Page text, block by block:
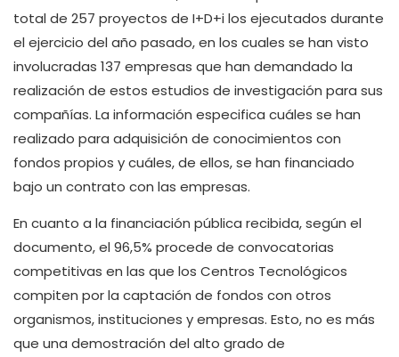
total de 257 proyectos de I+D+i los ejecutados durante
el ejercicio del año pasado, en los cuales se han visto
involucradas 137 empresas que han demandado la
realización de estos estudios de investigación para sus
compañías. La información especifica cuáles se han
realizado para adquisición de conocimientos con
fondos propios y cuáles, de ellos, se han financiado
bajo un contrato con las empresas.
En cuanto a la financiación pública recibida, según el
documento, el 96,5% procede de convocatorias
competitivas en las que los Centros Tecnológicos
compiten por la captación de fondos con otros
organismos, instituciones y empresas. Esto, no es más
que una demostración del alto grado de